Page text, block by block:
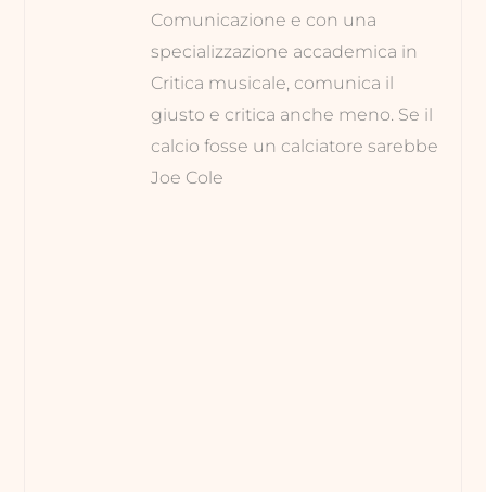
Comunicazione e con una
specializzazione accademica in
Critica musicale, comunica il
giusto e critica anche meno. Se il
calcio fosse un calciatore sarebbe
Joe Cole